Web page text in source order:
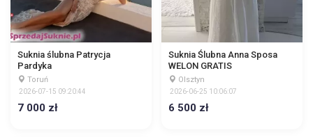
Suknia ślubna Patrycja
Pardyka
Toruń
2026-07-15 09:20:44
7 000 zł
Suknia Ślubna Anna Sposa
WELON GRATIS
Olsztyn
2026-06-25 10:06:07
6 500 zł